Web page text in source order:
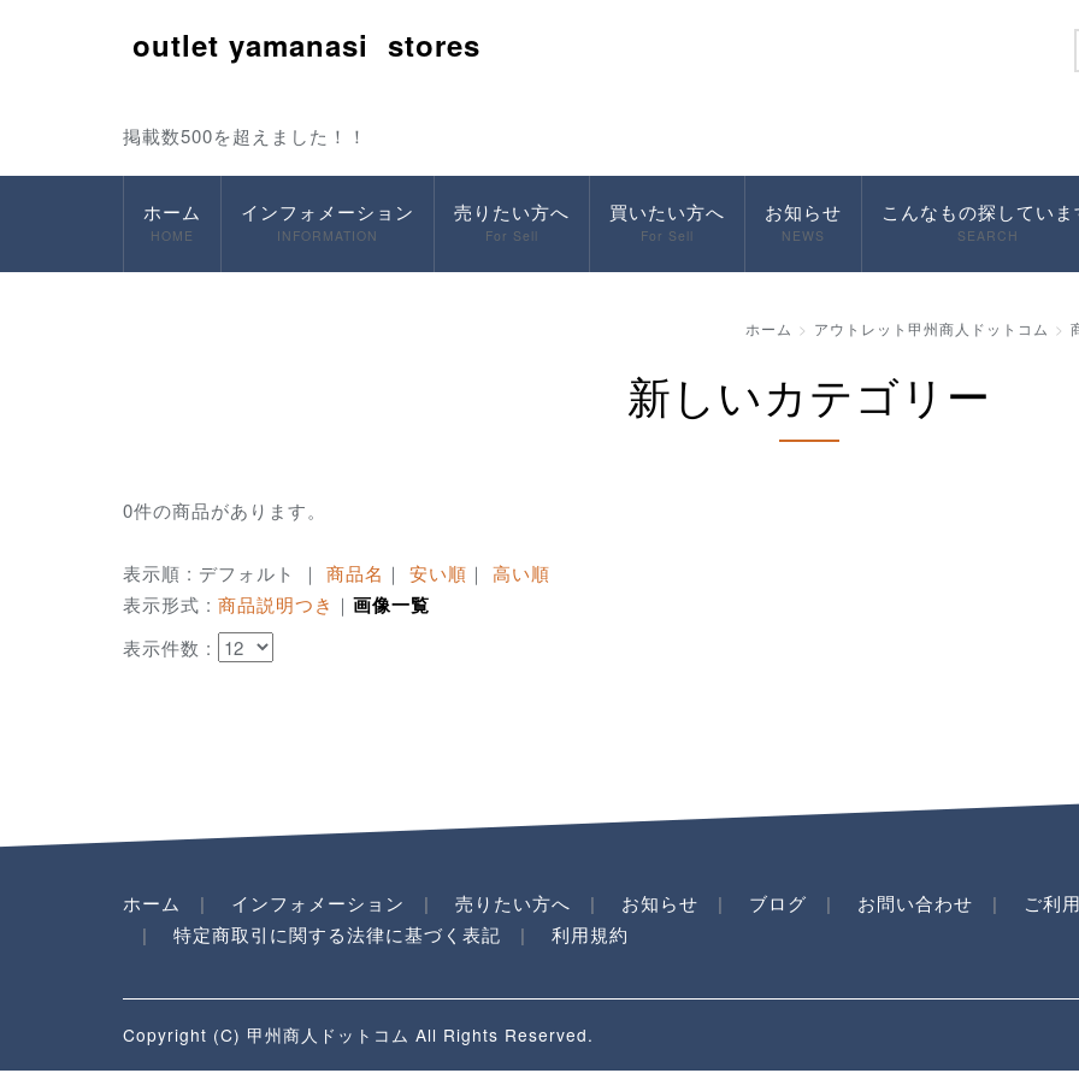
outlet yamanasi stores
掲載数500を超えました！！
ホーム
HOME
インフォメーション
INFORMATION
売りたい方へ
For Sell
買いたい方へ
For Sell
お知らせ
NEWS
こんなもの探していま
SEARCH
ホーム アウトレット甲州商人ドットコム
新しいカテゴリー
0件の商品があります。
表示順 : デフォルト ｜ 商品名 ｜ 安い順 ｜ 高い順
表示形式 : 商品説明つき ｜ 画像一覧
表示件数 :
ホーム インフォメーション 売りたい方へ お知らせ ブログ お問い合わせ
ご利
特定商取引に関する法律に基づく表記
利用規約
Copyright (C) 甲州商人ドットコム All Rights Reserved.